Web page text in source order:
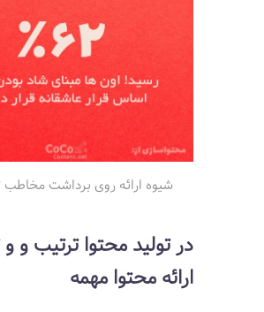
شیوه ارائه روی برداشت مخاطب
در تولید محتوا ترتیب و
ارائه محتوا مهمه